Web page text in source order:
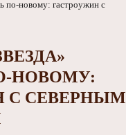
С СЕВЕРНЫМ